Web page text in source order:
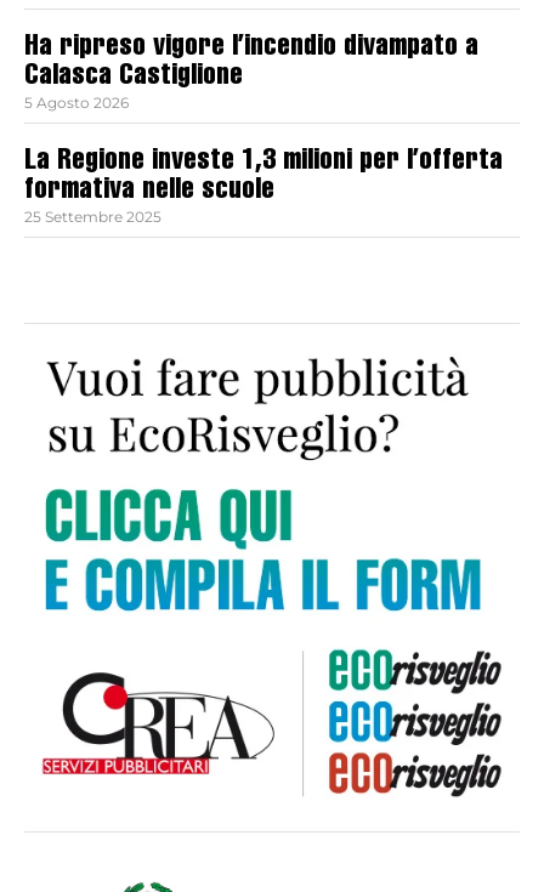
Ha ripreso vigore l’incendio divampato a
Calasca Castiglione
5 Agosto 2026
La Regione investe 1,3 milioni per l’offerta
formativa nelle scuole
25 Settembre 2025